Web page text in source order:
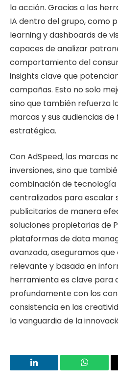
la acción. Gracias a las
IA dentro del grupo, como
learning y dashboards de
capaces de analizar
comportamiento del
insights clave que
campañas. Esto no solo
sino que también refuerza
marcas y sus audiencias
estratégica.
Con AdSpeed, las marcas
inversiones, sino que
combinación de tecnología
centralizados para escalar
publicitarios de manera
soluciones propietarias de
plataformas de data
avanzada, aseguramos
relevante y basada en
herramienta es clave para
profundamente con los
consistencia en las
la vanguardia de la
LinkedIn